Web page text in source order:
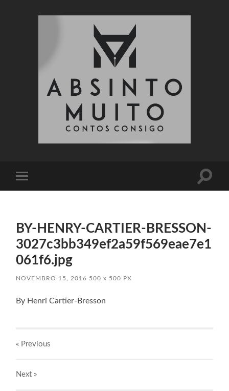
mobile
Toggle
BY-HENRY-CARTIER-BRESSON-
3027c3bb349ef2a59f569eae7e1
061f6.jpg
NOVEMBRO 15, 2016 500x 500 PX
By Henri Cartier-Bresson
« Previous
Next »